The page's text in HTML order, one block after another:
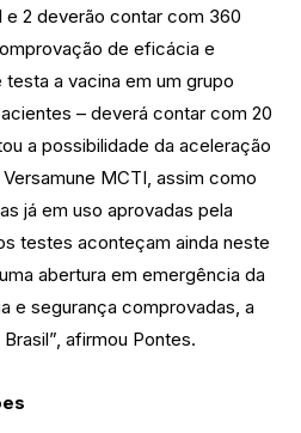
e 2 deverão contar com 360
de eficácia e
a vacina em um grupo
– deverá contar com 20
a possibilidade da aceleração
MCTI, assim como
já em uso aprovadas pela
testes aconteçam ainda neste
abertura em emergência da
e segurança comprovadas, a
afirmou Pontes.